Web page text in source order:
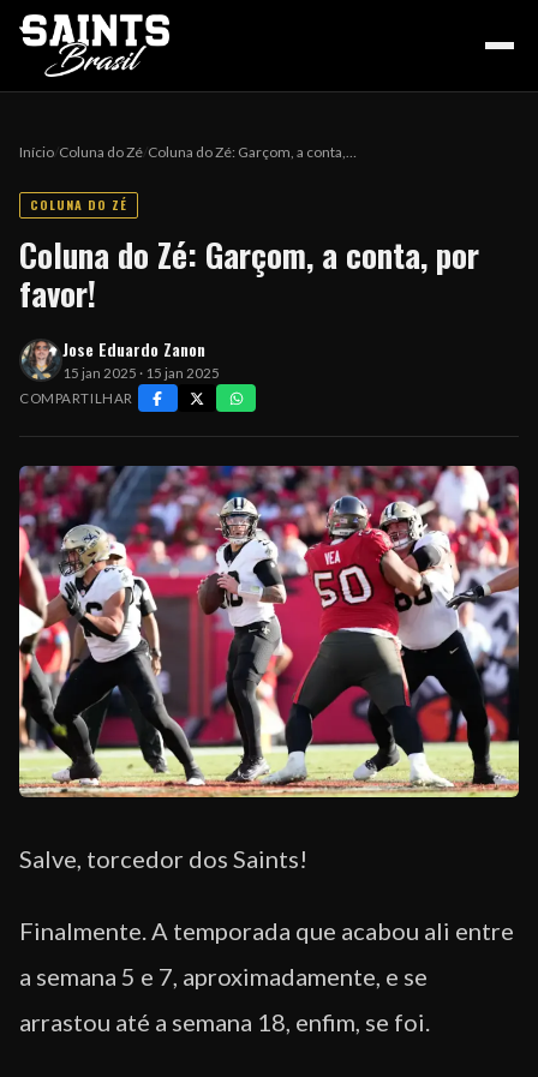
HOME
COLUNA DO ZÉ
NOSSA HISTÓRIA
EQUIPE
Início Coluna do Zé Coluna do Zé: Garçom, a conta,…
COLUNA DO ZÉ
Coluna do Zé: Garçom, a conta, por
favor!
Jose Eduardo Zanon
15 jan 2025 · 15 jan 2025
COMPARTILHAR
Salve, torcedor dos Saints!
Finalmente. A temporada que acabou ali entre
a semana 5 e 7, aproximadamente, e se
arrastou até a semana 18, enfim, se foi.